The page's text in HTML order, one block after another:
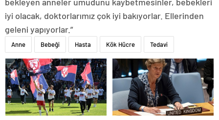
iyi olacak, doktorlarımız çok iyi bakıyorlar. Ellerinden
geleni yapıyorlar.”
Anne Bebeği Hasta Kök Hücre Tedavi